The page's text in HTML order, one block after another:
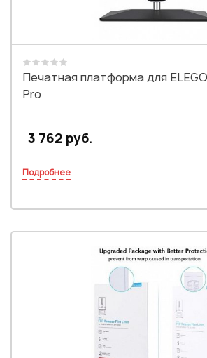
Печатная платформа для
Pro
3 762 руб.
Подробнее